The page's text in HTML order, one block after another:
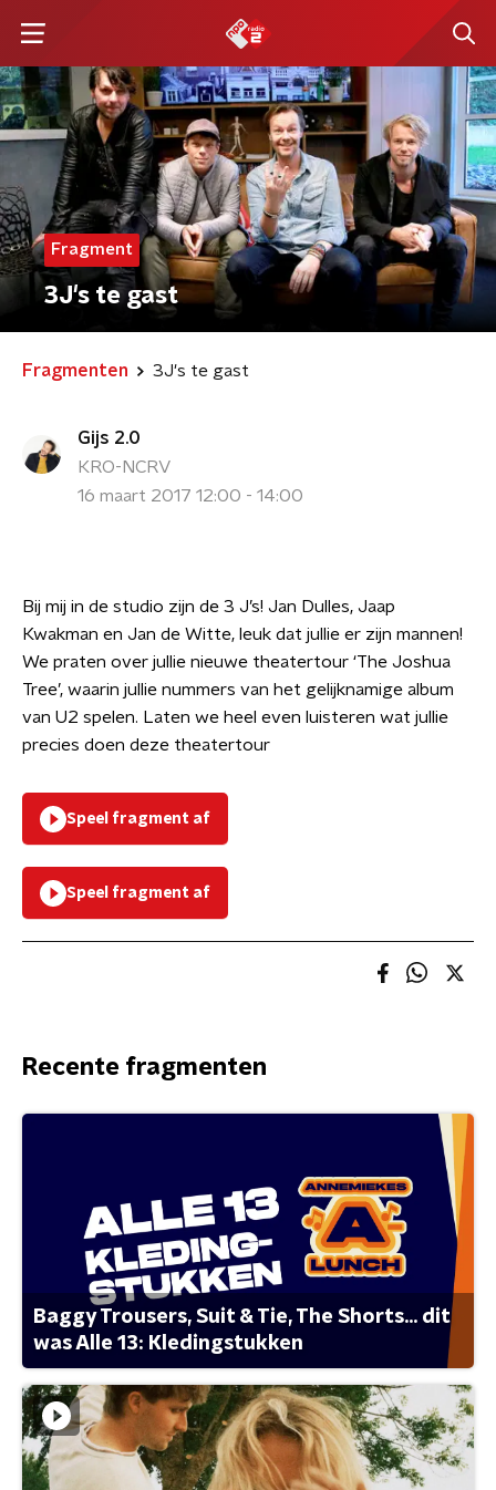
Fragment
3J's te gast
Fragmenten 3J's te gast
Gijs 2.0
KRO-NCRV
16 maart 2017 12:00 - 14:00
Bij mij in de studio zijn de 3 J’s! Jan Dulles, Jaap
Kwakman en Jan de Witte, leuk dat jullie er zijn mannen!
We praten over jullie nieuwe theatertour ‘The Joshua
Tree’, waarin jullie nummers van het gelijknamige album
van U2 spelen. Laten we heel even luisteren wat jullie
precies doen deze theatertour
Speel fragment af
Speel fragment af
Recente fragmenten
Baggy Trousers, Suit & Tie, The Shorts... dit
was Alle 13: Kledingstukken